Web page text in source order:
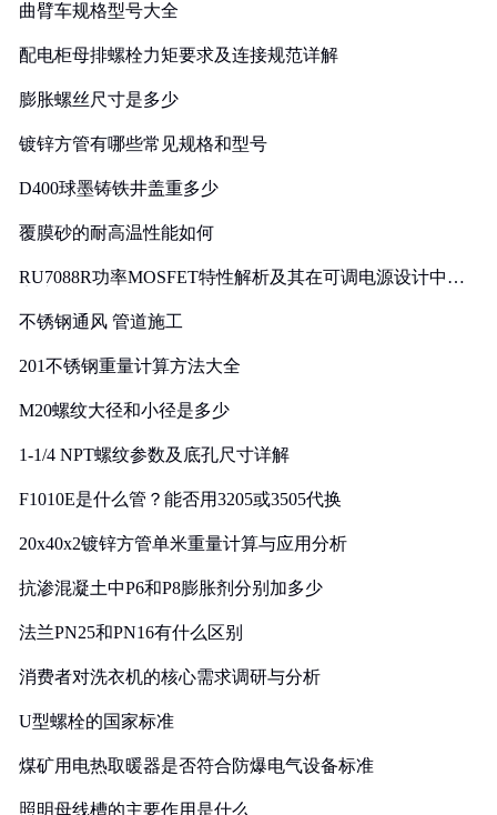
曲臂车规格型号大全
配电柜母排螺栓力矩要求及连接规范详解
膨胀螺丝尺寸是多少
镀锌方管有哪些常见规格和型号
D400球墨铸铁井盖重多少
覆膜砂的耐高温性能如何
RU7088R功率MOSFET特性解析及其在可调电源设计中的
不锈钢通风 管道施工
201不锈钢重量计算方法大全
M20螺纹大径和小径是多少
1-1/4 NPT螺纹参数及底孔尺寸详解
F1010E是什么管？能否用3205或3505代换
20x40x2镀锌方管单米重量计算与应用分析
抗渗混凝土中P6和P8膨胀剂分别加多少
法兰PN25和PN16有什么区别
消费者对洗衣机的核心需求调研与分析
U型螺栓的国家标准
煤矿用电热取暖器是否符合防爆电气设备标准
照明母线槽的主要作用是什么